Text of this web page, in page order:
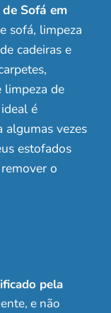
Sofá em
sofá, limpeza
cadeiras e
limpeza de
é
algumas vezes
estofados
o
pela
e não